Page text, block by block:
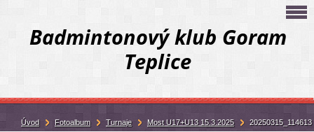
Badmintonový klub Goram
Teplice
Úvod Fotoalbum Turnaje Most U17+U13 15.3.2025 20250315_114613